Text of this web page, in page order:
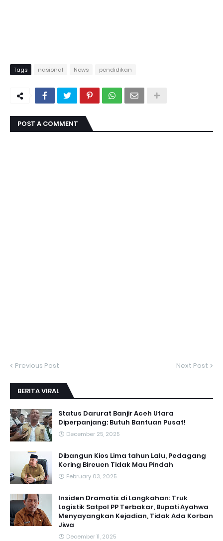
Tags nasional News pendidikan
POST A COMMENT
Previous Post Next Post
BERITA VIRAL
Status Darurat Banjir Aceh Utara
Diperpanjang: Butuh Bantuan Pusat!
December 25, 2025
Dibangun Kios Lima tahun Lalu, Pedagang
Kering Bireuen Tidak Mau Pindah
February 03, 2025
Insiden Dramatis di Langkahan: Truk
Logistik Satpol PP Terbakar, Bupati Ayahwa
Menyayangkan Kejadian, Tidak Ada Korban
Jiwa
December 11, 2025